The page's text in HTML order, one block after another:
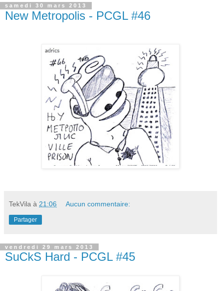
samedi 30 mars 2013
New Metropolis - PCGL #46
TekVila à 21:06 Aucun commentaire:
Partager
vendredi 29 mars 2013
SuCkS Hard - PCGL #45